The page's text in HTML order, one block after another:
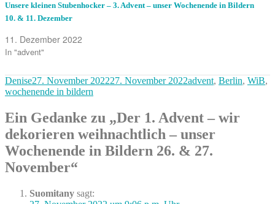
Unsere kleinen Stubenhocker – 3. Advent – unser Wochenende in Bildern
10. & 11. Dezember
11. Dezember 2022
In "advent"
Autor
DeniseVeröffentlicht
am
27. November 202227. November 2022Kategorien
advent, Berlin, WiB,
wochenende in bildern
Ein Gedanke zu „Der 1. Advent – wir
dekorieren weihnachtlich – unser
Wochenende in Bildern 26. & 27.
November“
Suomitany sagt: